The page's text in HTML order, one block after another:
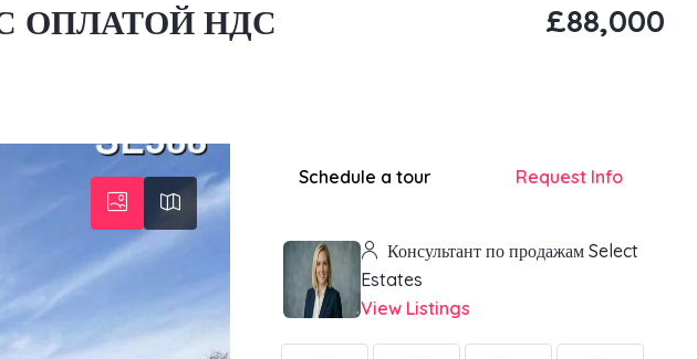
ОПЛАТОЙ НДС £88,000
Schedule a tour Request Info
Консультант по продажам Select
Estates
View Listings